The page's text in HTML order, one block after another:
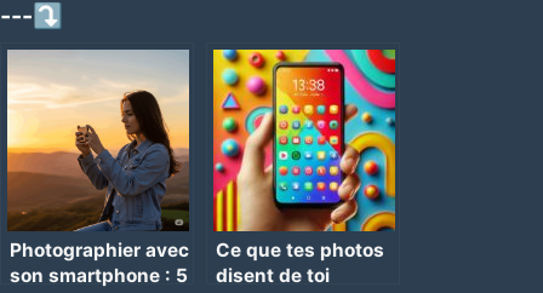
---⤵
Photographier avec
son smartphone : 5
Ce que tes photos
disent de toi